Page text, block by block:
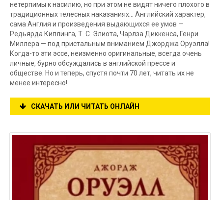
нетерпимы к насилию, но при этом не видят ничего плохого в
традиционных телесных наказаниях... Английский характер,
сама Англия и произведения выдающихся ее умов —
Редьярда Киплинга, Т. С. Элиота, Чарлза Диккенса, Генри
Миллера — под пристальным вниманием Джорджа Оруэлла!
Когда-то эти эссе, неизменно оригинальные, всегда очень
личные, бурно обсуждались в английской прессе и
обществе. Но и теперь, спустя почти 70 лет, читать их не
менее интересно!
СКАЧАТЬ ИЛИ ЧИТАТЬ ОНЛАЙН